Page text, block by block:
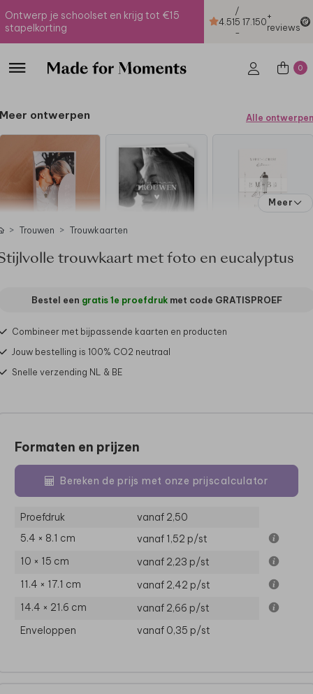
Ontwerp je schoolset en krijg tot €15
stapelkorting
4.51
/
5
-
17.150+
reviews
0
Meer ontwerpen Alle ontwerpen
Meer
Trouwen Trouwkaarten
trouwkaart met foto en eucalyptus
Bestel een gratis 1e proefdrukmet code GRATISPROEF
Combineer met bijpassende kaarten en producten
Jouw bestelling is 100% CO2 neutraal
Snelle verzending NL & BE
Formaten en prijzen
Bereken de prijs met onze prijscalculator
Proefdruk
vanaf 2,50
5.4 × 8.1 cm
vanaf 1,52 p/st
10 × 15 cm
vanaf 2,23 p/st
11.4 × 17.1 cm
vanaf 2,42 p/st
14.4 × 21.6 cm
vanaf 2,66 p/st
Enveloppen
vanaf 0,35 p/st